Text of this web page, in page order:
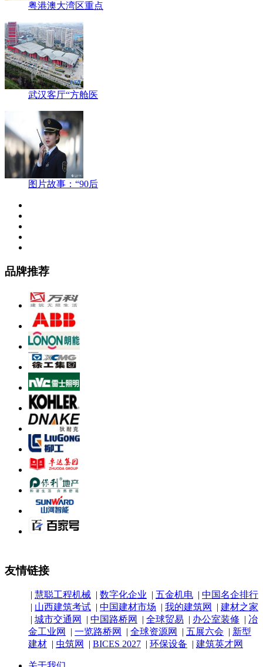
粤港澳大湾区重点
武汉客厅“方舱医
图片故事：“90后
品牌推荐
友情链接
| 慧聪工程机械 | 数字化企业 | 五金机电 | 中国名企排行
| 山西建筑考试 | 中国建材市场 | 我的建筑网 | 建材之家
| 城市交通网 | 中国路桥网 | 全球贸易 | 办公室装修 | 冶
金工业网
| 一览路桥网 | 全球资源网 | 五展六会 | 新型
建材 | 虫筑网 | BICES 2027 | 环保设备 | 建筑英才网